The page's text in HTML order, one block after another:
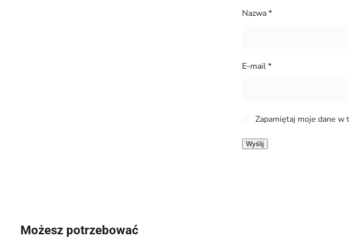
Nazwa*
E-mail*
Zapamiętaj moje dane w
Możesz potrzebować